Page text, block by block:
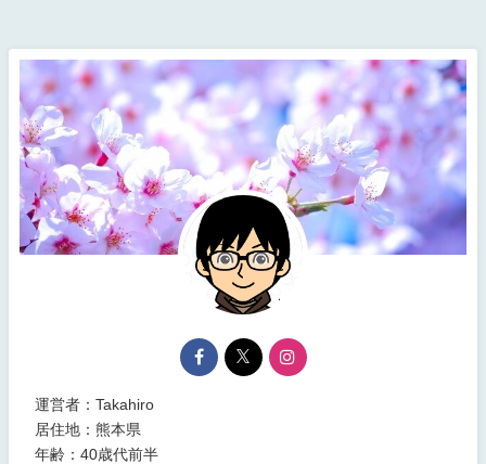
運営者：Takahiro
居住地：熊本県
年齢：40歳代前半